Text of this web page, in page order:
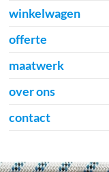
winkelwagen
offerte
maatwerk
over ons
contact